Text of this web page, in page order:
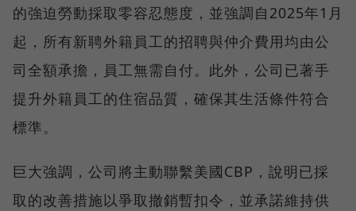
的強迫勞動採取零容忍態度，並強調自2025年1月
起，所有新聘外籍員工的招聘與仲介費用均由公
司全額承擔，員工無需自付。此外，公司已著手
提升外籍員工的住宿品質，確保其生活條件符合
標準。
巨大強調，公司將主動聯繫美國CBP，說明已採
取的改善措施以爭取撤銷暫扣令，並承諾維持供